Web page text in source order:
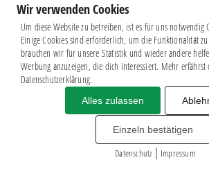
Impressum|Datenschutz
BSG CHEMIE LEIPZIG © 2026
MITGLIEDERZAHL: 2.816
webdesign by3W
Wir verwenden Cookies
Um diese Website zu betreiben, ist es für uns notwendig
Einige Cookies sind erforderlich, um die Funktionalität
brauchen wir für unsere Statistik und wieder andere
Werbung anzuzeigen, die dich interessiert. Mehr
Datenschutzerklärung.
Alles zulassen
Einzeln bestätigen
Datenschutz | Impressum